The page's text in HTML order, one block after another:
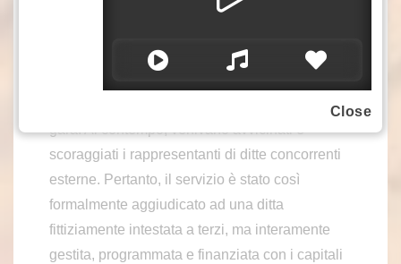
appalesano come il vertice dell’organizzazione,
cosca, abbia esercitato gravi pressioni e larvate
per imporre la stesura assistita dei documenti di
gara. Al contempo, venivano avvicinati e
scoraggiati i rappresentanti di ditte concorrenti
esterne. Pertanto, il servizio è stato così
formalmente aggiudicato ad una ditta
fittiziamente intestata a terzi, ma interamente
gestita, programmata e finanziata con i capitali
Close